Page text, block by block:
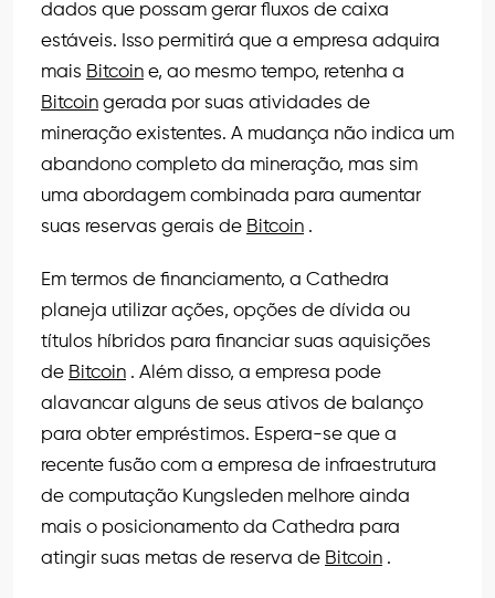
dados que possam gerar fluxos de caixa
estáveis. Isso permitirá que a empresa adquira
mais Bitcoin e, ao mesmo tempo, retenha a
Bitcoin gerada por suas atividades de
mineração existentes. A mudança não indica um
abandono completo da mineração, mas sim
uma abordagem combinada para aumentar
suas reservas gerais de Bitcoin .
Em termos de financiamento, a Cathedra
planeja utilizar ações, opções de dívida ou
títulos híbridos para financiar suas aquisições
de Bitcoin . Além disso, a empresa pode
alavancar alguns de seus ativos de balanço
para obter empréstimos. Espera-se que a
recente fusão com a empresa de infraestrutura
de computação Kungsleden melhore ainda
mais o posicionamento da Cathedra para
atingir suas metas de reserva de Bitcoin .